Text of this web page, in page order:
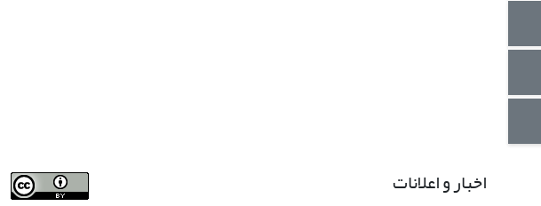
اخبار و اعلانات